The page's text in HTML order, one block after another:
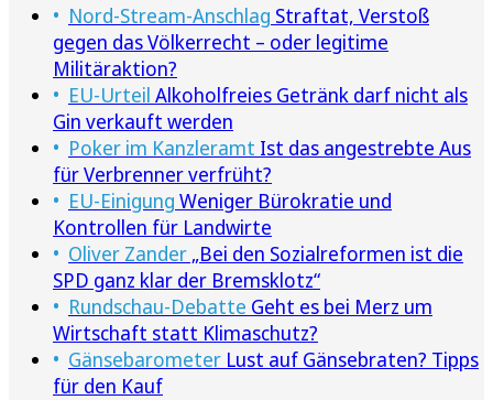
Nord-Stream-Anschlag Straftat, Verstoß
gegen das Völkerrecht – oder legitime
Militäraktion?
EU-Urteil Alkoholfreies Getränk darf nicht als
Gin verkauft werden
Poker im Kanzleramt Ist das angestrebte Aus
für Verbrenner verfrüht?
EU-Einigung Weniger Bürokratie und
Kontrollen für Landwirte
Oliver Zander „Bei den Sozialreformen ist die
SPD ganz klar der Bremsklotz“
Rundschau-Debatte Geht es bei Merz um
Wirtschaft statt Klimaschutz?
Gänsebarometer Lust auf Gänsebraten? Tipps
für den Kauf